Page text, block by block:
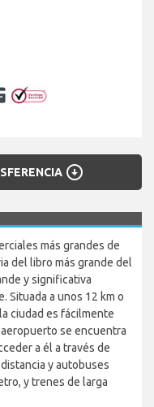
arrow_circle_down
más grandes de
del libro más grande del
y significativa
Situada a unos 12 km o
ciudad es fácilmente
se encuentra
a él a través de
y autobuses
y trenes de larga